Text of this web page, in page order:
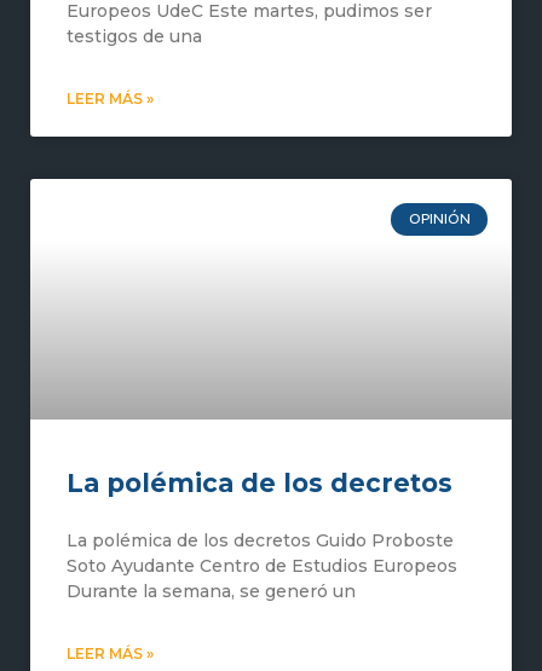
Europeos UdeC Este martes, pudimos ser
testigos de una
LEER MÁS »
OPINIÓN
La polémica de los decretos
La polémica de los decretos Guido Proboste
Soto Ayudante Centro de Estudios Europeos
Durante la semana, se generó un
LEER MÁS »